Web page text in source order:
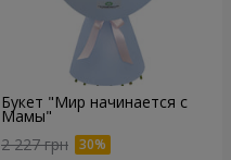
Букет "Мир начинается с
Мамы"
2 227 грн